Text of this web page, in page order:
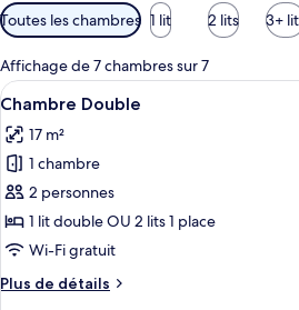
Filtres
disponibles
pour
les
chambres
Toutes les chambres 1 lit 2 lits 3+
Affichage de 7 chambres sur 7
Afficher
toutes
les
photos
pour
ce
type
chambre :
Une
13
Chambre Double
17 m²
1 chambre
2 personnes
1 lit double OU 2 lits 1 place
Wi-Fi gratuit
Plus de détails
Plus